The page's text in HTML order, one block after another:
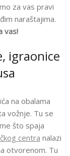
za vas pravi
naraštajima.
vas!
igraonice
na obalama
vožnje. Tu se
što spaja
centra nalazi
otvorenom. Tu